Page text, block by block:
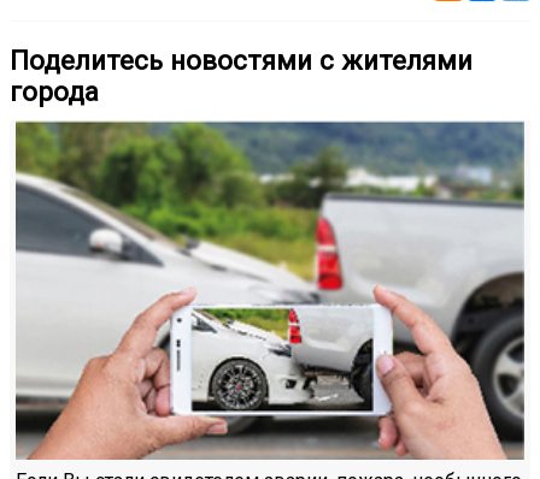
Поделитесь новостями с жителями
города